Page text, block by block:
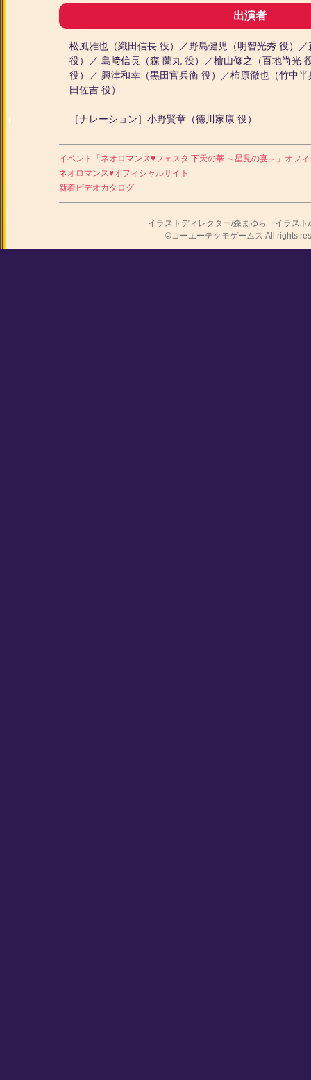
出演者
松風雅也（織田信長 役）／野島健児（明智光秀 役）
役）／ 島﨑信長（森 蘭丸 役）／檜山修之（百地尚光
役）／ 興津和幸（黒田官兵衛 役）／柿原徹也（竹中
田佐吉 役）
［ナレーション］小野賢章（徳川家康 役）
イベント「ネオロマンス♥フェスタ 下天の華 ～星見の宴～」オフ
ネオロマンス♥オフィシャルサイト
新着ビデオカタログ
イラストディレクター/森まゆら イラスト
©コーエーテクモゲームス All rights